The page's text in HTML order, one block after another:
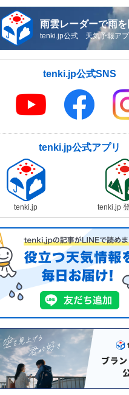
雨雲レーダーで雨を
tenki.jp公式 天気予報アプ
tenki.jp公式SNS
tenki.jp公式アプリ
tenki.jp tenki.jp